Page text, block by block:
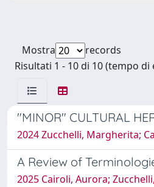
Mostra
records
Risultati 1 - 10 di 10 (tempo di
"MINOR" CULTURAL
2024 Zucchelli, Margherita;
A Review of
2025 Cairoli, Aurora;